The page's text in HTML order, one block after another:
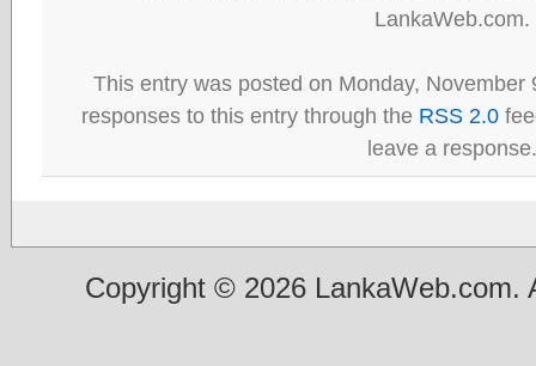
LankaWeb.com.
This entry was posted on Monday, November
responses to this entry through the RSS 2.0
leave a response.
Copyright © 2026 LankaWeb.com.